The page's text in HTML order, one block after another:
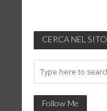
CERCA NEL SITO
Follow Me